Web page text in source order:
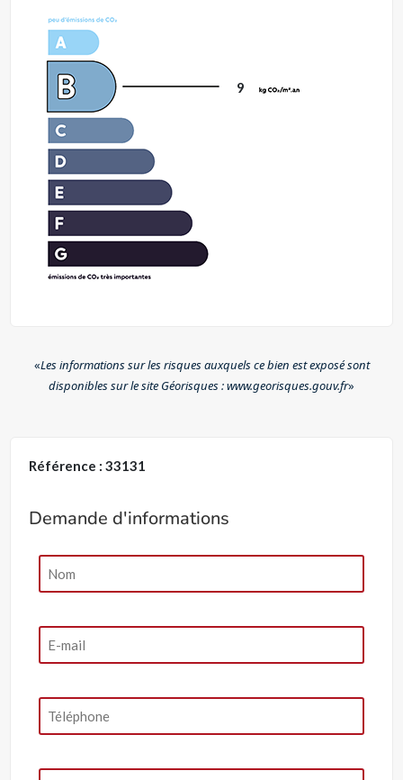
9
«Les informations sur les risques auxquels ce bien est exposé sont
disponibles sur le site Géorisques : www.georisques.gouv.fr»
Référence : 33131
Demande d'informations